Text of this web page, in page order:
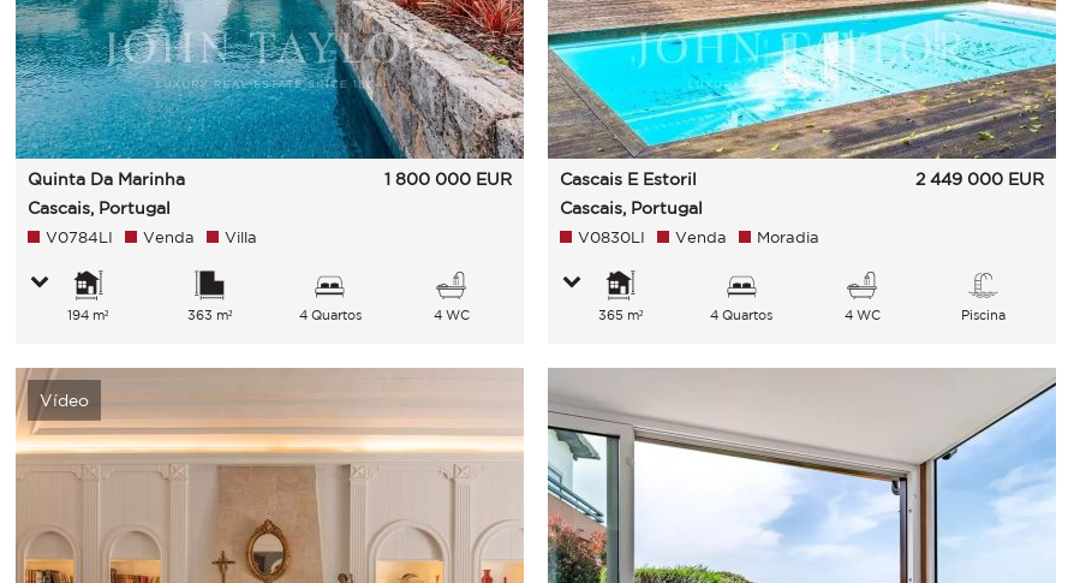
Quinta Da Marinha
Cascais, Portugal
1 800 000 EUR
V0784LI Venda Villa
194 m² 363 m² 4 Quartos 4 WC
Cascais E Estoril
Cascais, Portugal
2 449 000 EUR
V0830LI Venda Moradia
365 m² 4 Quartos 4 WC Piscina
Vídeo